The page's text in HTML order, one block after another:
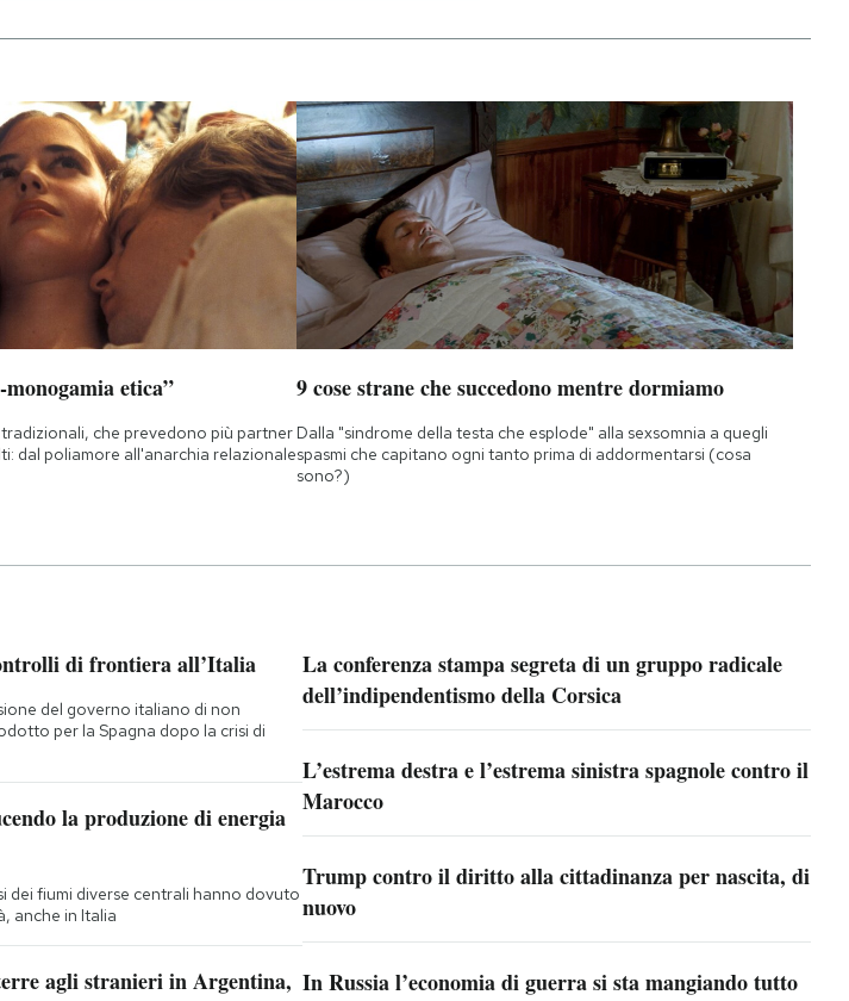
etica”
che prevedono più partner
dal poliamore all'anarchia relazionale
9 cose strane che succedono mentre dormiamo
Dalla "sindrome della testa che esplode" alla sexsomnia a quegli
spasmi che capitano ogni tanto prima di addormentarsi (cosa
sono?)
di frontiera all’Italia
del governo italiano di non
per la Spagna dopo la crisi di
la produzione di energia
dei fiumi diverse centrali hanno dovuto
anche in Italia
agli stranieri in Argentina,
La conferenza stampa segreta di un gruppo radicale
dell’indipendentismo della Corsica
L’estrema destra e l’estrema sinistra spagnole contro il
Marocco
Trump contro il diritto alla cittadinanza per nascita, di
nuovo
In Russia l’economia di guerra si sta mangiando tutto